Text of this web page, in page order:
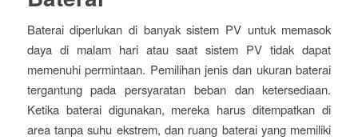
Baterai diperlukan di banyak sistem PV untuk memasok
daya di malam hari atau saat sistem PV tidak dapat
memenuhi permintaan. Pemilihan jenis dan ukuran baterai
tergantung pada persyaratan beban dan ketersediaan.
Ketika baterai digunakan, mereka harus ditempatkan di
area tanpa suhu ekstrem, dan ruang baterai yang memiliki